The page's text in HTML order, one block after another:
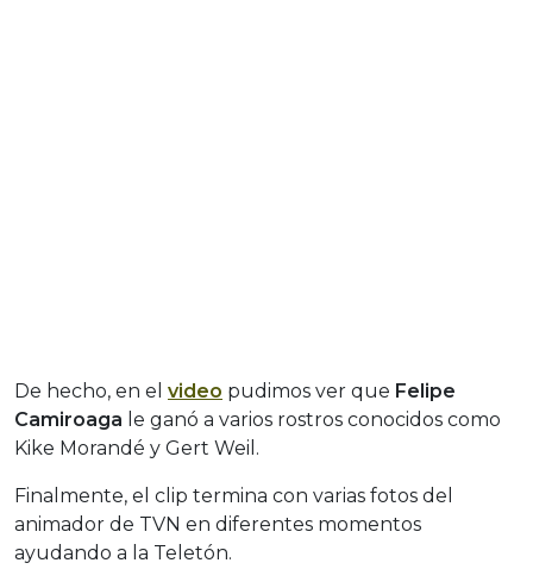
De hecho, en el video pudimos ver que Felipe
Camiroaga le ganó a varios rostros conocidos como
Kike Morandé y Gert Weil.
Finalmente, el clip termina con varias fotos del
animador de TVN en diferentes momentos
ayudando a la Teletón.